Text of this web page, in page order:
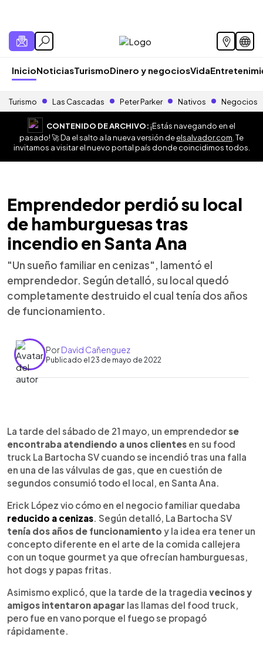
InicioNoticiasTurismoDinero y negociosVida
Turismo Las Cascadas Peter Parker Nativos Negocios
CONTENIDO DE ARCHIVO:¡Estás navegando en el
pasado! 🚀 Da el salto a la nueva versión deelsalvador.com . Te
invitamos a visitar el nuevo portal país donde coincidimos todos.
Emprendedor perdió su local
de hamburguesas tras
incendio en Santa Ana
"Un sueño familiar en cenizas", lamentó el
emprendedor. Según detalló, su local quedó
completamente destruido el cual tenía dos años
de funcionamiento.
PorDavid Cañenguez
Publicado el 23 de mayo de 2022
► Escuchar artículo
La tarde del sábado de 21 mayo, un emprendedorse
encontraba atendiendo a unos clientes en su food
truck La Bartocha SV cuando se incendió tras una falla
en una de las válvulas de gas, que en cuestión de
segundos consumió todo el local, en Santa Ana.
Erick López vio cómo en el negocio familiar quedaba
reducido a cenizas. Según detalló, La Bartocha SV
tenía dos años de funcionamiento y la idea era tener un
concepto diferente en el arte de la comida callejera
con un toque gourmet ya que ofrecían hamburguesas,
hot dogs y papas fritas.
Asimismo explicó, que la tarde de la tragedia vecinos y
amigos intentaron apagar las llamas del food truck,
pero fue en vano porque el fuego se propagó
rápidamente.